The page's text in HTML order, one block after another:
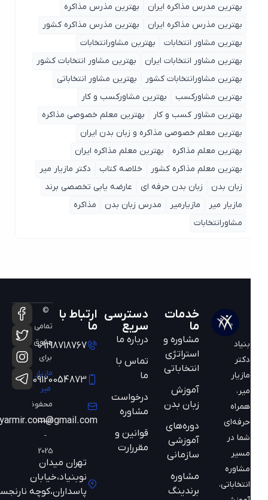
بهترین مدرس مذاکره ایران
بهترین مذرس مذاکره
بهترین مذرس مذاکره ایران
بهترین مذرس مذاکره کشور
بهترین مشاور انتخابات
بهترین مشاورانتخابات
بهترین مشاور انتخابات ایران
بهترین مشاور انتخابات کشور
بهترین مشاورانتخابات کشور
بهترین مشاور انتخاباتی
بهترین مشاورکسب
بهترین مشاورکسب و کار
بهترین مشاور کسب و کار
بهترین معلم خصوصی مذاکره
بهترین معلم خصوصی مذاکره و زبان بدن ایران
بهترین معلم مذاکره
بهترین معلم مذاکره ایران
بهترین معلم مذاکره کشور
خلاصه کتاب
دکتر مازیار میر
زبان بدن
زبان بدن حرفه ای
عارضه یابی تخصصی برند
مازیار میر
مازیارمیر مدرس زبان بدن
مذاکره
مشاورانتخابات
مازیار
همراه
حرفه‌ای
شما در
مسیر
مشاوره
انتخاباتی،
خدمات
مشاوره و
استراتژی
انتخاباتی
آموزش
زبان بدن
دوره‌های
آموزشی
سازمانی
مشاوره
برندینگ
دسترسی
سریع
درباره ما
تماس با
ما
درخواست
مشاوره
قوانین و
مقررارت
ارتباط با
09198718767
09120054873
mazyarmir.com@gmail.com
تهران میدان
نوبنیاد،خیابان
پاسداران،کوچه نارنجستان
©
تمامی
حقوق
مازیار
محفوظ
است